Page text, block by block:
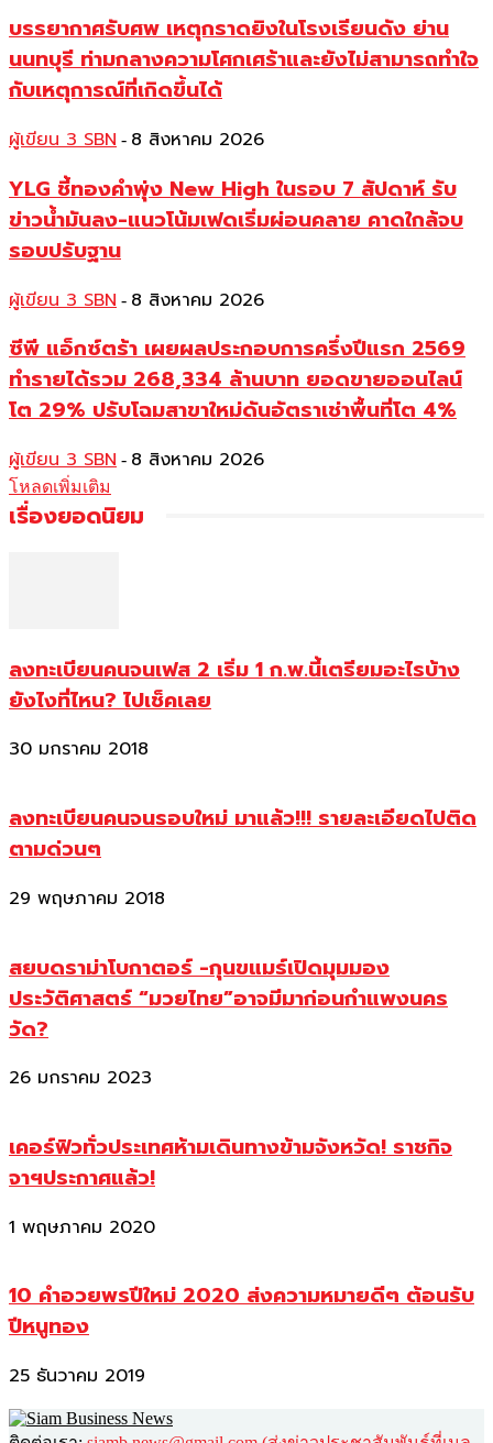
บรรยากาศรับศพ เหตุกราดยิงในโรงเรียนดัง ย่าน
นนทบุรี ท่ามกลางความโศกเศร้าและยังไม่สามารถทำใจ
กับเหตุการณ์ที่เกิดขึ้นได้
ผู้เขียน 3 SBN - 8 สิงหาคม 2026
YLG ชี้ทองคำพุ่ง New High ในรอบ 7 สัปดาห์ รับ
ข่าวน้ำมันลง-แนวโน้มเฟดเริ่มผ่อนคลาย คาดใกล้จบ
รอบปรับฐาน
ผู้เขียน 3 SBN - 8 สิงหาคม 2026
ซีพี แอ็กซ์ตร้า เผยผลประกอบการครึ่งปีแรก 2569
ทำรายได้รวม 268,334 ล้านบาท ยอดขายออนไลน์
โต 29% ปรับโฉมสาขาใหม่ดันอัตราเช่าพื้นที่โต 4%
ผู้เขียน 3 SBN - 8 สิงหาคม 2026
โหลดเพิ่มเติม
เรื่องยอดนิยม
ลงทะเบียนคนจนเฟส 2 เริ่ม 1 ก.พ.นี้เตรียมอะไรบ้าง
ยังไงที่ไหน? ไปเช็คเลย
30 มกราคม 2018
ลงทะเบียนคนจนรอบใหม่ มาแล้ว!!! รายละเอียดไปติด
ตามด่วนๆ
29 พฤษภาคม 2018
สยบดราม่าโบกาตอร์ -กุนขแมร์เปิดมุมมอง
ประวัติศาสตร์ “มวยไทย”อาจมีมาก่อนกำแพงนคร
วัด?
26 มกราคม 2023
เคอร์ฟิวทั่วประเทศห้ามเดินทางข้ามจังหวัด! ราชกิจ
จาฯประกาศแล้ว!
1 พฤษภาคม 2020
10 คำอวยพรปีใหม่ 2020 ส่งความหมายดีๆ ต้อนรับ
ปีหนูทอง
25 ธันวาคม 2019